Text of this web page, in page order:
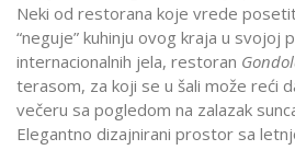
Neki od restorana koje vrede
“neguje” kuhinju ovog kraja u svojoj
internacionalnih jela, restoran
terasom, za koji se u šali može reći
večeru sa pogledom na zalazak
Elegantno dizajnirani prostor sa